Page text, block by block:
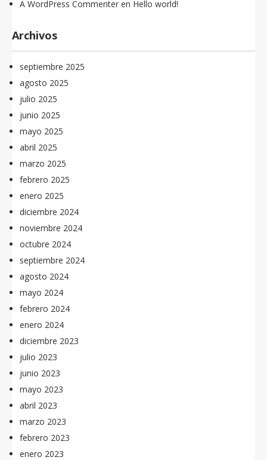
A WordPress Commenter en Hello world!
Archivos
septiembre 2025
agosto 2025
julio 2025
junio 2025
mayo 2025
abril 2025
marzo 2025
febrero 2025
enero 2025
diciembre 2024
noviembre 2024
octubre 2024
septiembre 2024
agosto 2024
mayo 2024
febrero 2024
enero 2024
diciembre 2023
julio 2023
junio 2023
mayo 2023
abril 2023
marzo 2023
febrero 2023
enero 2023